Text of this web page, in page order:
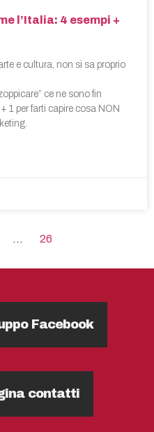
l’Italia: 4 esempi +
e cultura, non si sa proprio
ce ne sono fin
1 per farti capire cosa NON
… 26
Facebook
contatti